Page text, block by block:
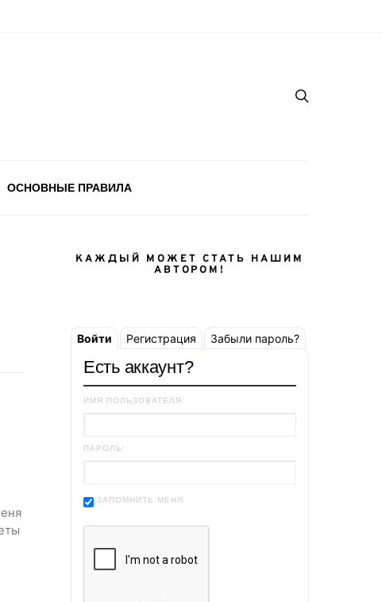
ОСНОВНЫЕ ПРАВИЛА
КАЖДЫЙ МОЖЕТ СТАТЬ НАШИМ
АВТОРОМ!
Войти Регистрация Забыли пароль?
Есть аккаунт?
ИМЯ ПОЛЬЗОВАТЕЛЯ:
ПАРОЛЬ:
ЗАПОМНИТЬ МЕНЯ